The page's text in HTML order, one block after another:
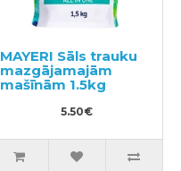
MAYERI Sāls trauku
mazgājamajām
mašīnām 1.5kg
5.50€